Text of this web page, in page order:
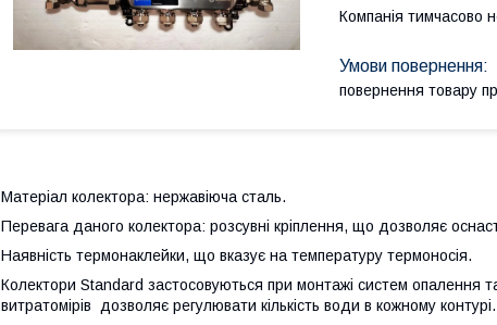
Компанія тимчасово
повернення товару
Матеріал колектора: нержавіюча сталь.
Перевага даного колектора: розсувні кріплення, що дозволяє
Наявність термонаклейки, що вказує на температуру термоносія.
Колектори Standard застосовуються при монтажі систем опалення
витратомірів дозволяє регулювати кількість води в кожному контурі.